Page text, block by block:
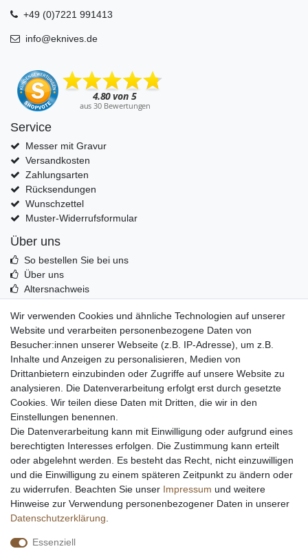
+49 (0)7221 991413
info@eknives.de
Service
Messer mit Gravur
Versandkosten
Zahlungsarten
Rücksendungen
Wunschzettel
Muster-Widerrufsformular
Über uns
So bestellen Sie bei uns
Über uns
Altersnachweis
Entsorgung & Umwelt
Echtheit von Kundenbewertungen
Messer Info Forum
Messer schärfen
Messerhersteller
Stahltabelle
Stahlarten
Rockwell Härte
Messerarten
Klingenformen
Holzarten
Impressum Daten­schutz­erklärung AGB
Wir verwenden Cookies und ähnliche Technologien auf unserer
Website und verarbeiten personenbezogene Daten von
Besucher:innen unserer Webseite (z.B. IP-Adresse), um z.B.
Inhalte und Anzeigen zu personalisieren, Medien von
Drittanbietern einzubinden oder Zugriffe auf unsere Website zu
analysieren. Die Datenverarbeitung erfolgt erst durch gesetzte
Cookies. Wir teilen diese Daten mit Dritten, die wir in den
Einstellungen benennen.
Die Datenverarbeitung kann mit Einwilligung oder aufgrund eines
berechtigten Interesses erfolgen. Die Zustimmung kann erteilt
oder abgelehnt werden. Es besteht das Recht, nicht einzuwilligen
und die Einwilligung zu einem späteren Zeitpunkt zu ändern oder
zu widerrufen. Beachten Sie unser Impressum und weitere
Hinweise zur Verwendung personenbezogener Daten in unserer
Daten­schutz­erklärung
Essenziell